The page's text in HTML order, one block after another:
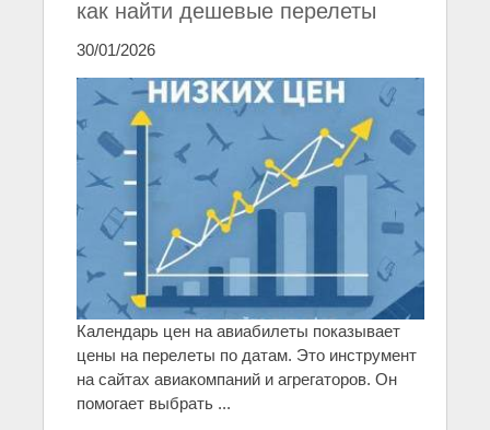
как найти дешевые перелеты
30/01/2026
Календарь цен на авиабилеты показывает
цены на перелеты по датам. Это инструмент
на сайтах авиакомпаний и агрегаторов. Он
помогает выбрать ...